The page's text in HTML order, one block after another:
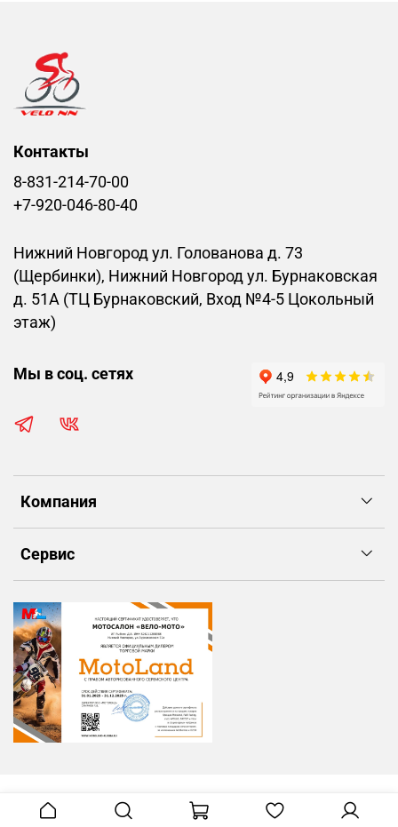
Компания
Сервис
Контакты
8-831-214-70-00
+7-920-046-80-40
Нижний Новгород ул. Голованова д. 73
(Щербинки), Нижний Новгород ул. Бурнаковская
д. 51А (ТЦ Бурнаковский, Вход №4-5 Цокольный
этаж)
Мы в соц. сетях